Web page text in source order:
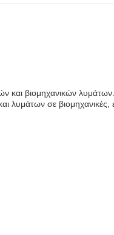
και βιομηχανικών
λυμάτων σε βιομηχανικές,